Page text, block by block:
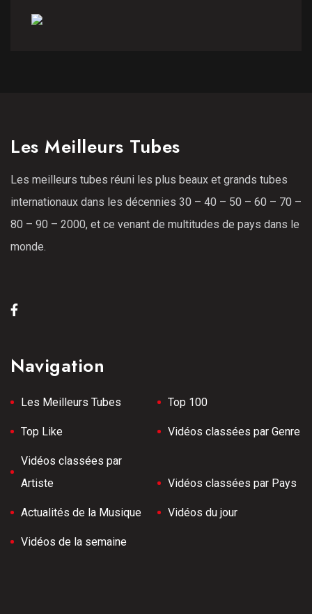
Les Meilleurs Tubes
Les meilleurs tubes réuni les plus beaux et grands tubes
internationaux dans les décennies 30 – 40 – 50 – 60 – 70 –
80 – 90 – 2000, et ce venant de multitudes de pays dans le
monde.
Navigation
Les Meilleurs Tubes Top 100
Top Like Vidéos classées par Genre
Vidéos classées par
Artiste
Vidéos classées par Pays
Actualités de la Musique Vidéos du jour
Vidéos de la semaine